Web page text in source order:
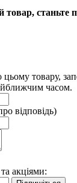
станьте
товару,
часом.
відповідь)
акціями: